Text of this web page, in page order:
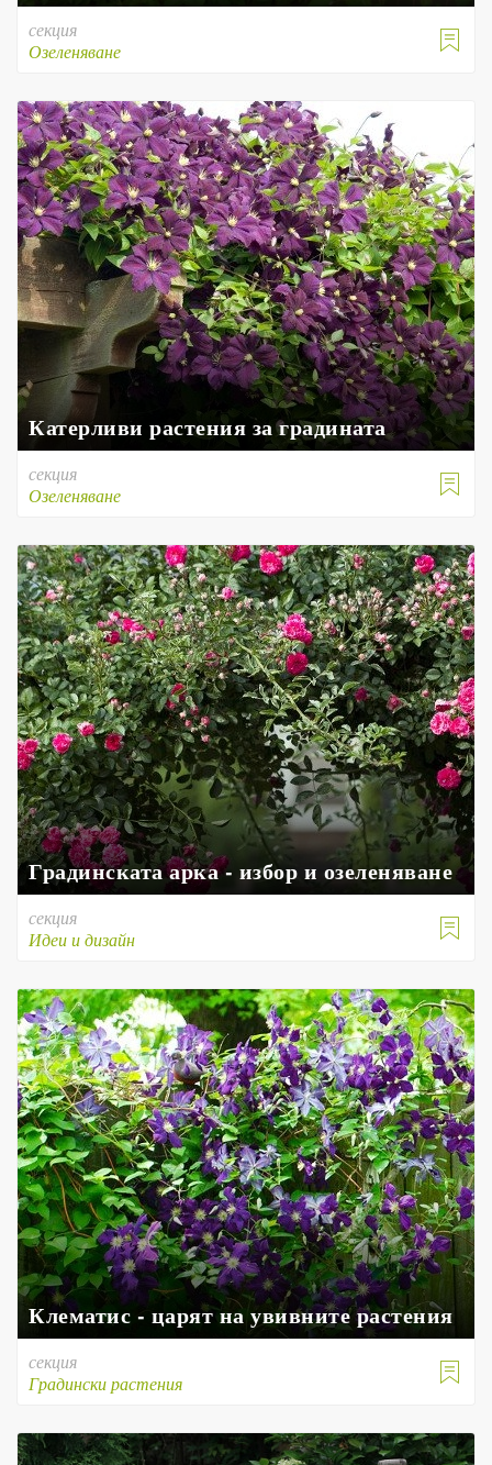

секция
Озеленяване
Катерливи растения за градината

секция
Озеленяване
Градинската арка - избор и озеленяване

секция
Идеи и дизайн
Клематис - царят на увивните растения

секция
Градински растения